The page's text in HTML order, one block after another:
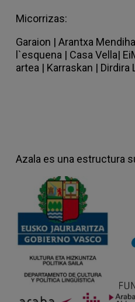
Micorrizas:
Garaion | Arantxa
l`esquena | Casa Vella|
artea | Karraskan | Dirdira
Azala es una estructura